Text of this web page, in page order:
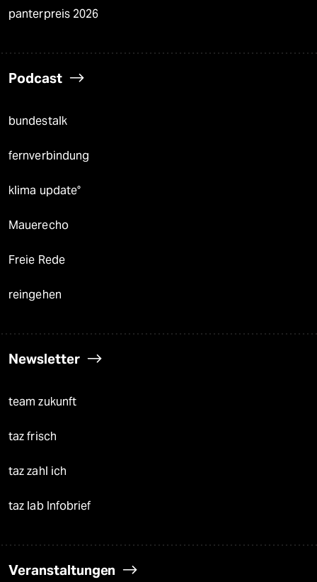
panterpreis 2026
Podcast
bundestalk
fernverbindung
klima update°
Mauerecho
Freie Rede
reingehen
Newsletter
team zukunft
taz frisch
taz zahl ich
taz lab Infobrief
Veranstaltungen